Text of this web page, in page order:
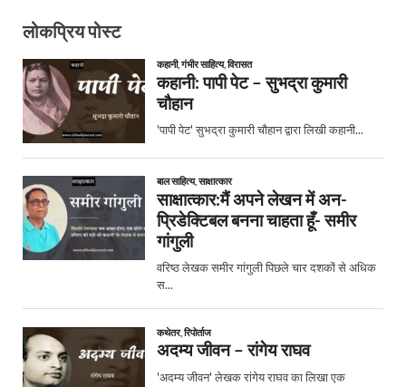
लोकप्रिय पोस्ट